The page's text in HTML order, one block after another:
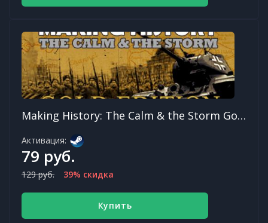
Making History: The Calm & the Storm Gold Edition
Активация:
79 руб.
129 руб. 39% скидка
Купить